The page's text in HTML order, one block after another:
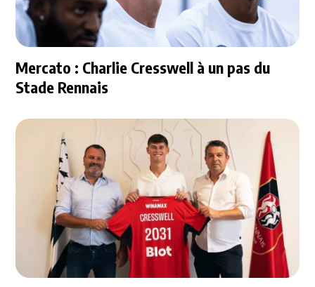
Mercato : Charlie Cresswell à un pas du
Stade Rennais